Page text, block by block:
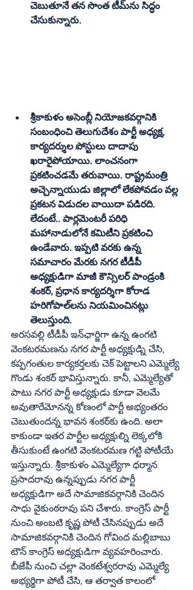
చెబుతూనే తన సొంత టీమ్‌ను సిద్ధం
చేసుకున్నారు.
శ్రీకాకుళం అసెంబ్లీ నియోజకవర్గానికి
సంబంధించి తెలుగుదేశం పార్టీ అధ్యక్ష,
కార్యదర్శుల పోస్టులు దాదాపు
ఖరారైపోయాయి. లాంచనంగా
ప్రకటించడమే తరువాయి. రాష్ట్రమంత్రి
అచ్చెన్నాయుడు జిల్లాలో లేకపోవడం వల్ల
ప్రకటన విడుదల వాయిదా పడిరది.
లేదంటే.. పార్లమెంటరీ పరిధి
మహానాడులోనే కమిటీని ప్రకటించి
ఉండేవారు. ఇప్పటి వరకు ఉన్న
సమాచారం మేరకు నగర టీడీపీ
అధ్యక్షుడిగా మాజీ కౌన్సిలర్‌ పాండ్రంకి
శంకర్‌, ప్రధాన కార్యదర్శిగా కోరాడ
హరిగోపాల్‌లను నియమించినట్లు
తెలుస్తుంది.
అరసవల్లి టీడీపీ ఇన్‌ఛార్జిగా ఉన్న ఉంగటి
వెంకటరమణను నగర పార్టీ అధ్యక్షుడ్ని చేసి,
కప్పగంతుల కార్యకర్తలకు చెక్‌ పెట్టాలని ఎమ్మెల్యే
గొండు శంకర్‌ భావిస్తున్నారు. కానీ, ఎమ్మెల్యేతో
పాటు నగర పార్టీ అధ్యక్షుడు కూడా వెలమే
అవుతారేమోనన్న కోణంలో పార్టీ అభ్యంతరం
చెబుతుందన్న భావన శంకర్‌కు ఉంది. అలా
కాకుండా ఇతర పార్టీల అధ్యక్షుల్ని లెక్కలోకి
తీసుకుంటే ఉంగటి వెంకటరమణ గట్టి పోటీయే
ఇస్తున్నారు. శ్రీకాకుళం ఎమ్మెల్యేగా ధర్మాన
ప్రసాదరావు ఉన్నప్పుడు నగర పార్టీ
అధ్యక్షుడిగా అదే సామాజికవర్గానికి చెందిన
సాధు వైకుంఠరావు పని చేశారు. కాంగ్రెస్‌ పార్టీ
నుంచి అంబటి కృష్ణ పోటీ చేసినప్పుడు అదే
సామాజికవర్గానికి చెందిన గోవింద మల్లిబాబు
టౌన్‌ కాంగ్రెస్‌ అధ్యక్షుడిగా వ్యవహరించారు.
బీజేపీ నుంచి చల్లా వెంకటేశ్వరరావు ఎమ్మెల్యే
అభ్యర్థిగా పోటీ చేసి, ఆ తర్వాత కాలంలో